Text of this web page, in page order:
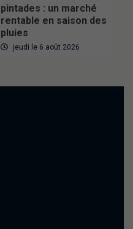
pintades : un marché
rentable en saison des
pluies
jeudi le 6 août 2026